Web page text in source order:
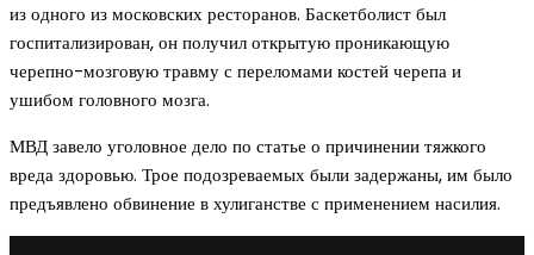
из одного из московских ресторанов. Баскетболист был
госпитализирован, он получил открытую проникающую
черепно-мозговую травму с переломами костей черепа и
ушибом головного мозга.
МВД завело уголовное дело по статье о причинении тяжкого
вреда здоровью. Трое подозреваемых были задержаны, им было
предъявлено обвинение в хулиганстве с применением насилия.